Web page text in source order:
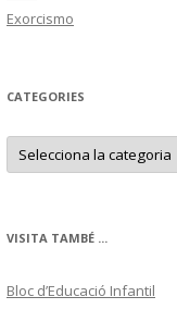
Exorcismo
CATEGORIES
C
t
r
i
VISITA TAMBÉ ...
Bloc d’Educació Infantil